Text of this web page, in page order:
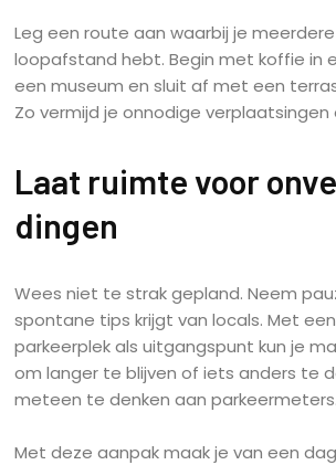
Leg een route aan waarbij je
loopafstand hebt. Begin met koffie in
een museum en sluit af met een
Zo vermijd je onnodige verplaatsingen
Laat ruimte voor
dingen
Wees niet te strak gepland. Neem
spontane tips krijgt van locals. Met
parkeerplek als uitgangspunt kun je
om langer te blijven of iets anders te
meteen te denken aan parkeermeters.
Met deze aanpak maak je van een